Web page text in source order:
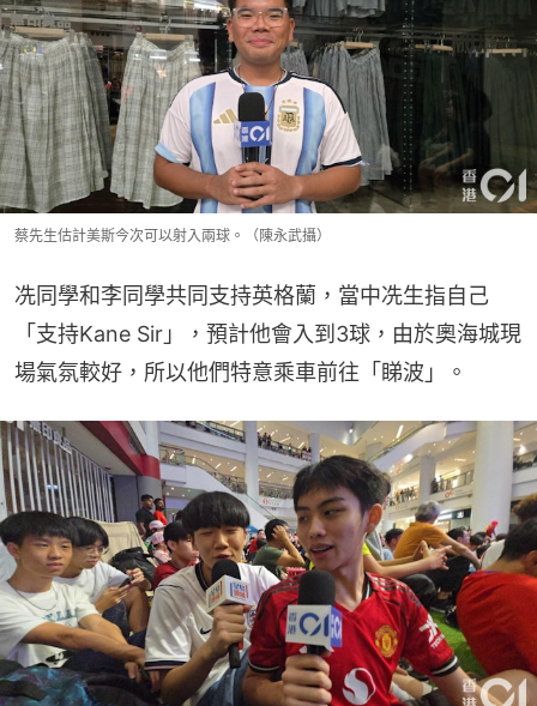
蔡先生估計美斯今次可以射入兩球。（陳永武攝）
冼同學和李同學共同支持英格蘭，當中冼生指自己
「支持Kane Sir」，預計他會入到3球，由於奧海城現
場氣氛較好，所以他們特意乘車前往「睇波」。